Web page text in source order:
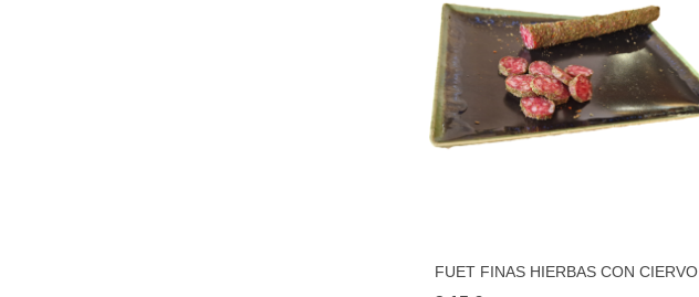
AÑADIR PARA COMPARAR
FUET FINAS HIERBAS CON CIERVO